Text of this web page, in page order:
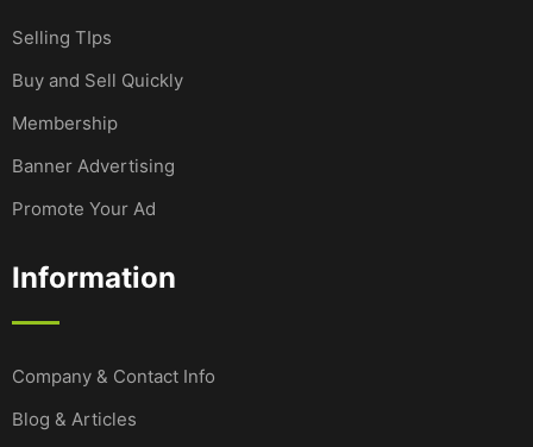
Selling TIps
Buy and Sell Quickly
Membership
Banner Advertising
Promote Your Ad
Information
Company & Contact Info
Blog & Articles